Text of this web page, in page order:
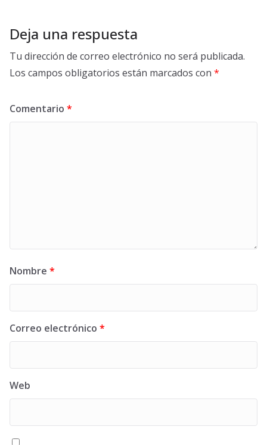
Deja una respuesta
Tu dirección de correo electrónico no será publicada.
Los campos obligatorios están marcados con *
Comentario *
Nombre *
Correo electrónico *
Web